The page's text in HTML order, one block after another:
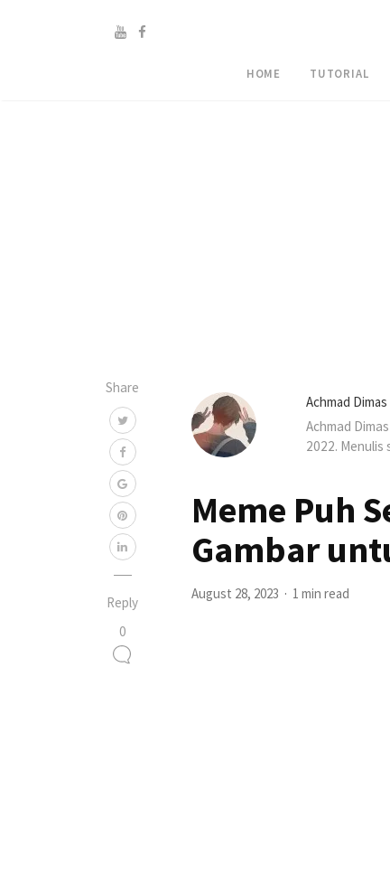
HOME TUTORIAL
Share
Reply
0
Achmad Dimas
Achmad
2022.
Meme Puh
Gambar
August 28, 2023 1 min read